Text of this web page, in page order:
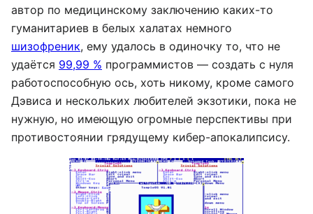
автор по медицинскому заключению каких-то
гуманитариев в белых халатах немного
шизофреник, ему удалось в одиночку то, что не
удаётся 99,99 % программистов — создать с нуля
работоспособную ось, хоть никому, кроме самого
Дэвиса и нескольких любителей экзотики, пока не
нужную, но имеющую огромные перспективы при
противостоянии грядущему кибер-апокалипсису.